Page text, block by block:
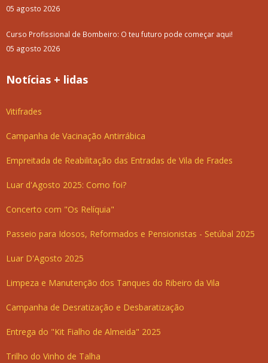
05 agosto 2026
Curso Profissional de Bombeiro: O teu futuro pode começar aqui!
05 agosto 2026
Notícias + lidas
Vitifrades
Campanha de Vacinação Antirrábica
Empreitada de Reabilitação das Entradas de Vila de Frades
Luar d'Agosto 2025: Como foi?
Concerto com "Os Relíquia"
Passeio para Idosos, Reformados e Pensionistas - Setúbal 2025
Luar D'Agosto 2025
Limpeza e Manutenção dos Tanques do Ribeiro da Vila
Campanha de Desratização e Desbaratização
Entrega do "Kit Fialho de Almeida" 2025
Trilho do Vinho de Talha